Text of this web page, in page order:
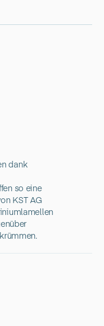
dank
so eine
KST AG